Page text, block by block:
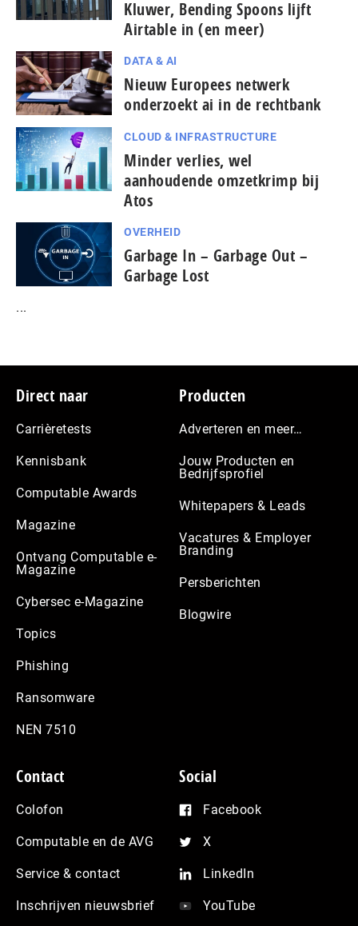
Kluwer, Bending Spoons lijft
Airtable in (en meer)
DATA & AI
Nieuw Europees netwerk
onderzoekt ai in de rechtbank
CLOUD & INFRASTRUCTURE
Minder verlies, wel
aanhoudende omzetkrimp bij
Atos
OVERHEID
Garbage In – Garbage Out –
Garbage Lost
...
Footer
Direct naar
Carrièretests
Kennisbank
Computable Awards
Magazine
Ontvang Computable e-
Magazine
Cybersec e-Magazine
Topics
Phishing
Ransomware
NEN 7510
Producten
Adverteren en meer…
Jouw Producten en
Bedrijfsprofiel
Whitepapers & Leads
Vacatures & Employer
Branding
Persberichten
Blogwire
Contact
Colofon
Computable en de AVG
Service & contact
Inschrijven nieuwsbrief
Social
Facebook
X
LinkedIn
YouTube